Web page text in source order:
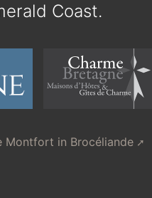
Coast.
Montfort in Brocéliande